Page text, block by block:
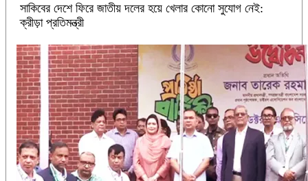
সাকিবের দেশে ফিরে জাতীয় দলের হয়ে খেলার কোনো সুযোগ নেই:
ক্রীড়া প্রতিমন্ত্রী